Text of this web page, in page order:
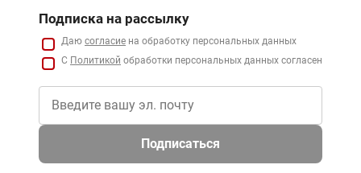
Подписка на рассылку
Даю согласие на обработку персональных данных
С Политикой обработки персональных данных согласен
Подписаться